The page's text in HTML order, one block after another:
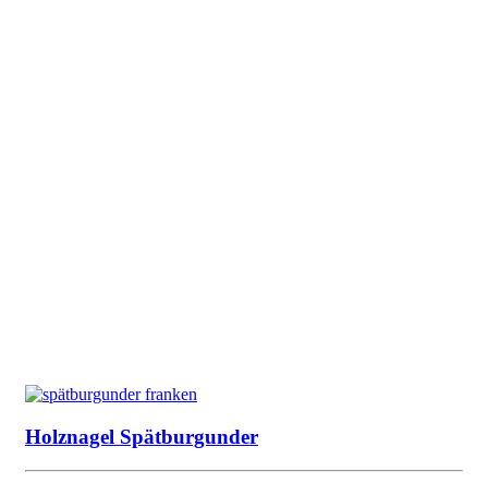
Holznagel Spätburgunder